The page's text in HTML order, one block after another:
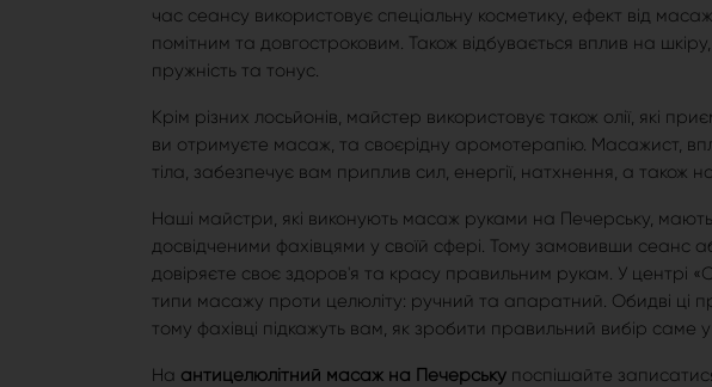
час сеансу використовує спеціальну косметику, ефект від
помітним та довгостроковим. Також відбувається вплив на
пружність та тонус.
Крім різних лосьйонів, майстер використовує також олії, які
ви отримуєте масаж, та своєрідну аромотерапію. Масажист,
тіла, забезпечує вам приплив сил, енергії, натхнення, а також
Наші майстри, які виконують масаж руками на Печерську, мають
досвідченими фахівцями у своїй сфері. Тому замовивши сеанс
довіряєте своє здоров'я та красу правильним рукам. У центрі
типи масажу проти целюліту: ручний та апаратний. Обидві ці
тому фахівці підкажуть вам, як зробити правильний вибір саме
На антицелюлітний масаж на Печерську поспішайте